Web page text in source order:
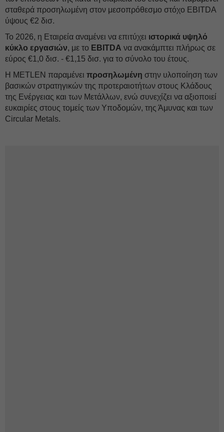
σταθερά προσηλωμένη στον μεσοπρόθεσμο στόχο EBITDA
ύψους €2 δισ.
Το 2026, η Εταιρεία αναμένει να επιτύχει ιστορικά υψηλό
κύκλο εργασιών, με το EBITDA να ανακάμπτει πλήρως σε
εύρος €1,0 δισ. - €1,15 δισ. για το σύνολο του έτους.
Η METLEΝ παραμένει προσηλωμένη στην υλοποίηση των
βασικών στρατηγικών της προτεραιοτήτων στους Κλάδους
της Ενέργειας και των Μετάλλων, ενώ συνεχίζει να αξιοποιεί
ευκαιρίες στους τομείς των Υποδομών, της Άμυνας και των
Circular Metals.